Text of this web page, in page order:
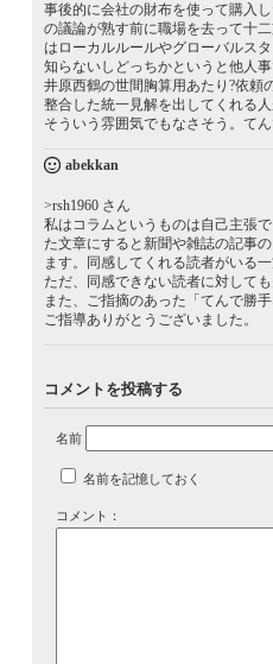
事後的に会社の財布を使って購入
の議論が熟す前に職場を去って十
はローカルルールやグローバルス
知らないしどっちかというと他人事
井原西鶴の世間胸算用あたり?依頼
整合した統一見解を出してくれる
そういう雰囲気でもなさそう。て
abekkan
>rsh1960 さん
私はコラムというものは自己主張
た文章にすると新聞や雑誌の記事
ます。同感してくれる読者がいる
ただ、同感できない読者に対して
また、ご指摘のあった「てんで勝
ご指導ありがとうございました。
コメントを投稿する
名前
名前を記憶しておく
コメント：